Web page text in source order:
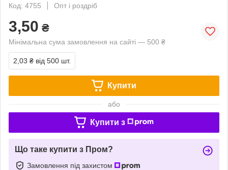
Код: 4755
Опт і роздріб
3,50 ₴
Мінімальна сума замовлення на сайті — 500 ₴
2,03 ₴ від 500 шт.
Купити
або
Купити з
Що таке купити з Пром?
Замовлення під захистом